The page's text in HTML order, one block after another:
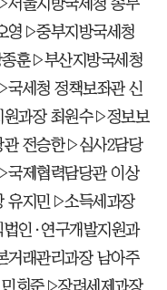
울지방국세청 송무
영▷중부지방국세청
훈▷부산지방국세청
세청 정책보좌관 신
과장 최원수▷정보보
관 전승한▷심사2담당
제협력담당관 이상
유지민▷소득세과장
인·연구개발지원과
래관리과장 남아주
회준▷장려세제과장